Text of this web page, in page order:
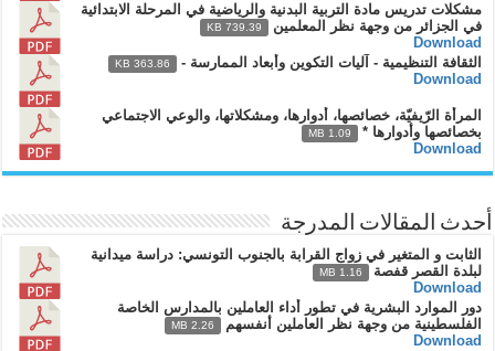
مشكلات تدريس مادة التربية البدنية والرياضية في المرحلة الابتدائية
في الجزائر من وجهة نظر المعلمين
739.39 KB
Download
الثقافة التنظيمية - آليات التكوين وأبعاد الممارسة -
363.86 KB
Download
المرأة الرّيفيّة، خصائصها، أدوارها، ومشكلاتها، والوعي الاجتماعي
بخصائصها وأدوارها *
1.09 MB
Download
أحدث المقالات المدرجة
الثابت و المتغير في زواج القرابة بالجنوب التونسي: دراسة ميدانية
لبلدة القصر قفصة
1.16 MB
Download
دور الموارد البشرية في تطور أداء العاملين بالمدارس الخاصة
الفلسطينية من وجهة نظر العاملين أنفسهم
2.26 MB
Download